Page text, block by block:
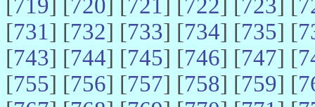
[719] [720] [721] [722] [723] [
[731] [732] [733] [734] [735] [
[743] [744] [745] [746] [747] [
[755] [756] [757] [758] [759] [